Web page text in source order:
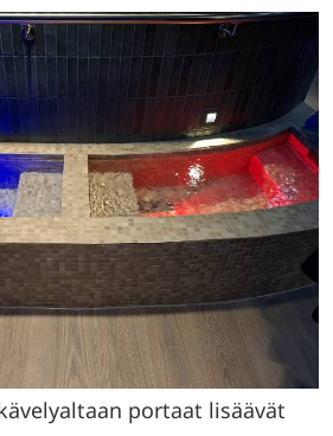
portaat lisäävät